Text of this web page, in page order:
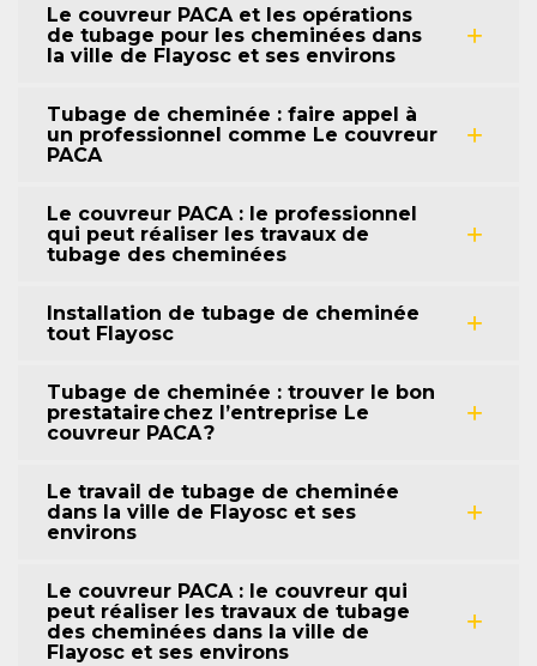
Le couvreur PACA et les opérations
de tubage pour les cheminées dans
la ville de Flayosc et ses environs
Tubage de cheminée : faire appel à
un professionnel comme Le couvreur
PACA
Le couvreur PACA : le professionnel
qui peut réaliser les travaux de
tubage des cheminées
Installation de tubage de cheminée
tout Flayosc
Tubage de cheminée : trouver le bon
prestataire chez l’entreprise Le
couvreur PACA ?
Le travail de tubage de cheminée
dans la ville de Flayosc et ses
environs
Le couvreur PACA : le couvreur qui
peut réaliser les travaux de tubage
des cheminées dans la ville de
Flayosc et ses environs